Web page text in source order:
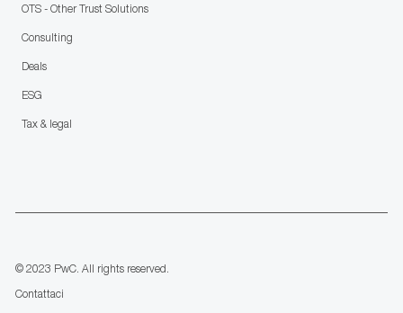
OTS - Other Trust Solutions
Consulting
Deals
ESG
Tax & legal
© 2023 PwC. All rights reserved.
Contattaci